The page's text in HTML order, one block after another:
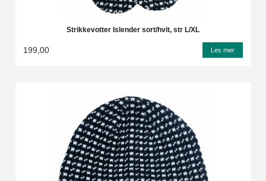
Strikkevotter Islender sort/hvit, str L/XL
199,00 Les mer